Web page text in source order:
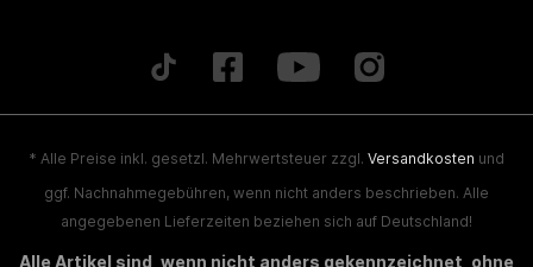
* Alle Preise inkl. gesetzl. Mehrwertsteuer zzgl. Versandkosten und
ggf. Nachnahmegebühren, wenn nicht anders beschrieben. Alle
angegebenen Lieferzeiten beziehen sich auf Deutschland!
Alle Artikel sind, wenn nicht anders gekennzeichnet, ohne